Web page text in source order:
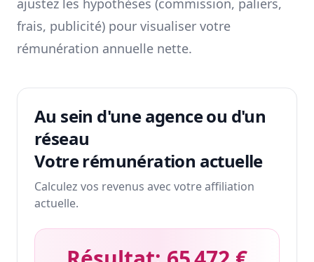
ajustez les hypothèses (commission, paliers,
frais, publicité) pour visualiser votre
rémunération annuelle nette.
Au sein d'une agence ou d'un
réseau
Votre rémunération actuelle
Calculez vos revenus avec votre affiliation
actuelle.